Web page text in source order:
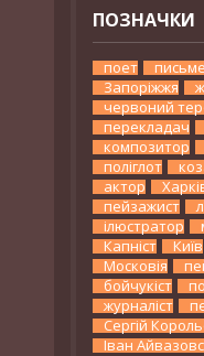
ПОЗНАЧКИ
поет
Запоріжжя
червоний
перекладач
композитор
поліглот
актор
пейзажист
ілюстратор
Капніст
Київ
Московія
бойчукіст
журналіст
Сергій
Іван